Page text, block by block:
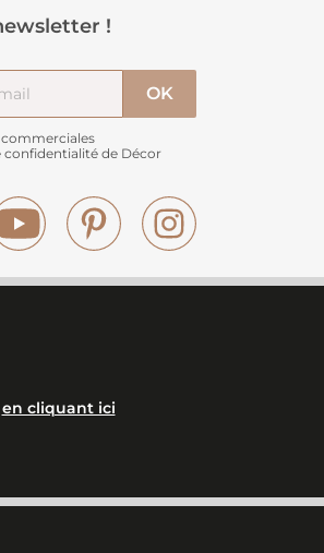
!
confidentialité de Décor
YouTube Pinterest
en cliquant ici